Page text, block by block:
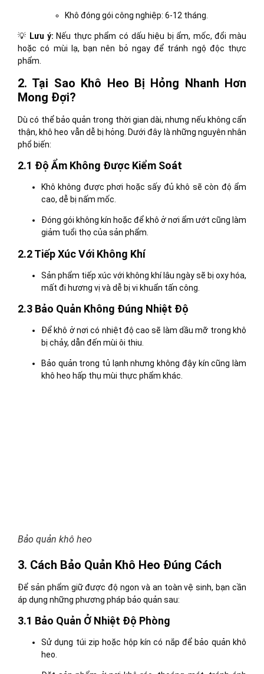
Khô đóng gói công nghiệp: 6-12 tháng.
💡 Lưu ý: Nếu thực phẩm có dấu hiệu bị ẩm, mốc, đổi màu
hoặc có mùi lạ, bạn nên bỏ ngay để tránh ngộ độc thực
phẩm.
2. Tại Sao Khô Heo Bị Hỏng Nhanh Hơn
Mong Đợi?
Dù có thể bảo quản trong thời gian dài, nhưng nếu không cẩn
thận, khô heo vẫn dễ bị hỏng. Dưới đây là những nguyên nhân
phổ biến:
2.1 Độ Ẩm Không Được Kiểm Soát
Khô không được phơi hoặc sấy đủ khô sẽ còn độ ẩm
cao, dễ bị nấm mốc.
Đóng gói không kín hoặc để khô ở nơi ẩm ướt cũng làm
giảm tuổi thọ của sản phẩm.
2.2 Tiếp Xúc Với Không Khí
Sản phẩm tiếp xúc với không khí lâu ngày sẽ bị oxy hóa,
mất đi hương vị và dễ bị vi khuẩn tấn công.
2.3 Bảo Quản Không Đúng Nhiệt Độ
Để khô ở nơi có nhiệt độ cao sẽ làm dầu mỡ trong khô
bị chảy, dẫn đến mùi ôi thiu.
Bảo quản trong tủ lạnh nhưng không đậy kín cũng làm
khô heo hấp thụ mùi thực phẩm khác.
Bảo quản khô heo
3. Cách Bảo Quản Khô Heo Đúng Cách
Để sản phẩm giữ được độ ngon và an toàn vệ sinh, bạn cần
áp dụng những phương pháp bảo quản sau:
3.1 Bảo Quản Ở Nhiệt Độ Phòng
Sử dụng túi zip hoặc hộp kín có nắp để bảo quản khô
heo.